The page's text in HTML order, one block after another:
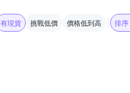
有現貨 挑戰低價 價格低到高 排序